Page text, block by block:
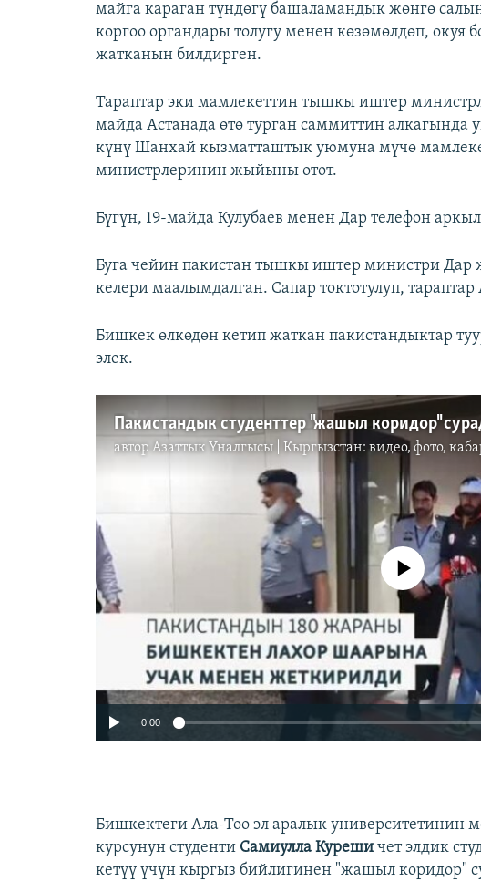
майга караган түндөгү башаламандык жөнгө
коргоо органдары толугу менен көзөмөлдөп, окуя
жатканын билдирген.
Тараптар эки мамлекеттин тышкы иштер
майда Астанада өтө турган саммиттин
күнү Шанхай кызматташтык уюмуна мүчө
министрлеринин жыйыны өтөт.
Бүгүн, 19-майда Кулубаев менен Дар телефон
Буга чейин пакистан тышкы иштер министри
келери маалымдалган. Сапар токтотулуп,
Бишкек өлкөдөн кетип жаткан пакистандыктар
элек.
Пакистандык студенттер "жашыл коридор"
авторАзаттык Үналгысы | Кыргызстан: видео, фото,
Auto 240p 360p
No media source currently
0:00
Бишкектеги Ала-Тоо эл аралык университетинин
курсунун студенти Самиулла Куреши чет элдик
кетүү үчүн кыргыз бийлигинен "жашыл коридор"